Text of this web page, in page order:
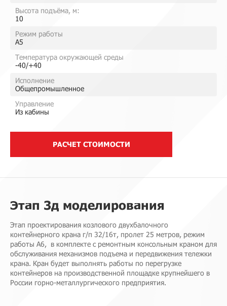
Высота подъёма, м:
10
Режим работы
A5
Температура окружающей среды
-40/+40
Исполнение
Общепромышленное
Управление
Из кабины
РАСЧЕТ СТОИМОСТИ
Этап 3д моделирования
Этап проектирования козлового двухбалочного
контейнерного крана г/п 32/16т, пролет 25 метров, режим
работы А6, в комплекте с ремонтным консольным краном для
обслуживания механизмов подъема и передвижения тележки
крана. Кран будет выполнять работы по перегрузке
контейнеров на производственной площадке крупнейшего в
России горно-металлургического предприятия.